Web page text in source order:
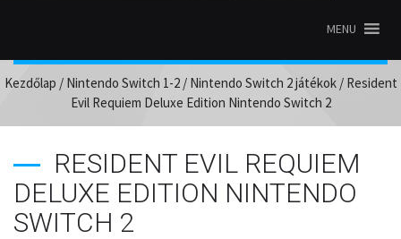
MENU
Kezdőlap / Nintendo Switch 1-2/ Nintendo Switch 2 játékok/ Resident
Evil Requiem Deluxe Edition Nintendo Switch 2
RESIDENT EVIL REQUIEM
DELUXE EDITION NINTENDO
SWITCH 2